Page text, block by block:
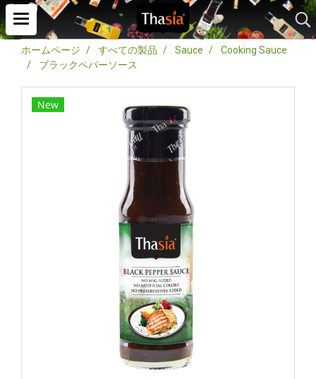
ホームページ すべての製品 Sauce
Cooking Sauce
ブラックペパーソース
New